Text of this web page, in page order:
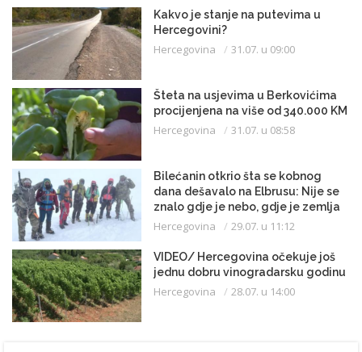
Kakvo je stanje na putevima u
Hercegovini?
Hercegovina 31.07. u 09:00
Šteta na usjevima u Berkovićima
procijenjena na više od 340.000 KM
Hercegovina 31.07. u 08:58
Bilećanin otkrio šta se kobnog
dana dešavalo na Elbrusu: Nije se
znalo gdje je nebo, gdje je zemlja
Hercegovina 29.07. u 11:12
VIDEO/ Hercegovina očekuje još
jednu dobru vinogradarsku godinu
Hercegovina 28.07. u 14:00